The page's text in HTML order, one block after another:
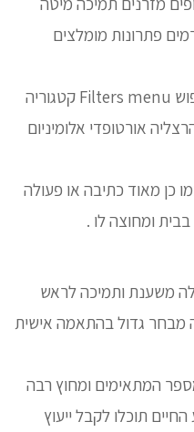
פתרונות מומלצים
Menu back משלוחים הארץ חיפוש Filters menu קטגוריה
אורטופדי אלומיניום
כן מאוד כתיבה או פעולה
ומחוצה לו .
משענת ותמיכה לראש
גדול בהתאמה אישית
המתאימים ומחוץ רבה
תוכלו לקבל ייעוץ